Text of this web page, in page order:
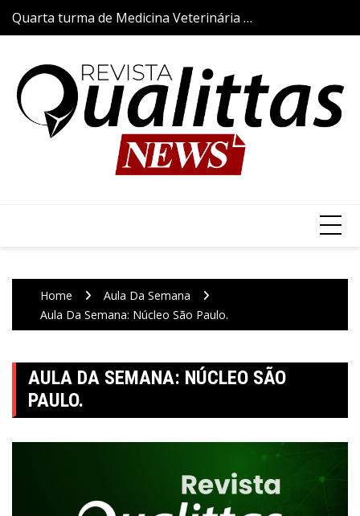
SkipQuarta turma de Medicina Veterinária da
Qualittas inicia trajetória acadêmica com
Home
Aula Da Semana
Aula Da Semana: Núcleo São Paulo.
AULA DA SEMANA: NÚCLEO SÃO
PAULO.